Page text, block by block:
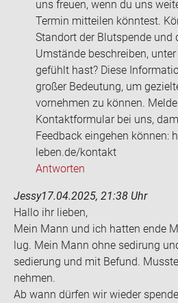
uns freuen, wenn du uns
Termin mitteilen könntest.
Standort der Blutspende und
Umstände beschreiben,
gefühlt hast? Diese
großer Bedeutung, um
vornehmen zu können.
Kontaktformular bei uns,
Feedback eingehen können:
leben.de/kontakt
Antworten
Jessy17.04.2025, 21:38 Uhr
Hallo ihr lie­ben,
Mein Mann und ich hat­ten ende
lug. Mein Mann ohne se­di­rung
se­die­rung und mit Be­fund.
neh­men.
Ab wann dür­fen wir wie­der